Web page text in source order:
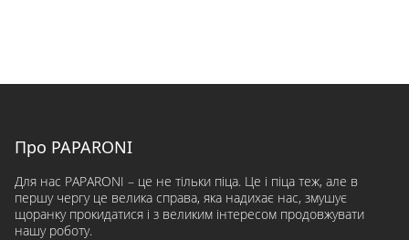
Про PAPARONI
Для нас PAPARONI – це не тільки піца. Це і піца теж, але в
першу чергу це велика справа, яка надихає нас, змушує
щоранку прокидатися і з великим інтересом продовжувати
нашу роботу.